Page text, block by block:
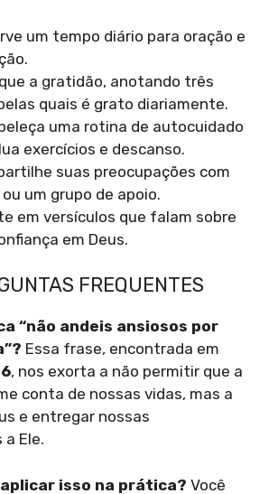
um tempo diário para oração e
a gratidão, anotando três
quais é grato diariamente.
uma rotina de autocuidado
exercícios e descanso.
suas preocupações com
um grupo de apoio.
em versículos que falam sobre
em Deus.
FREQUENTES
“não andeis ansiosos por
Essa frase, encontrada em
, nos exorta a não permitir que a
conta de nossas vidas, mas a
e entregar nossas
Ele.
aplicar isso na prática? Você